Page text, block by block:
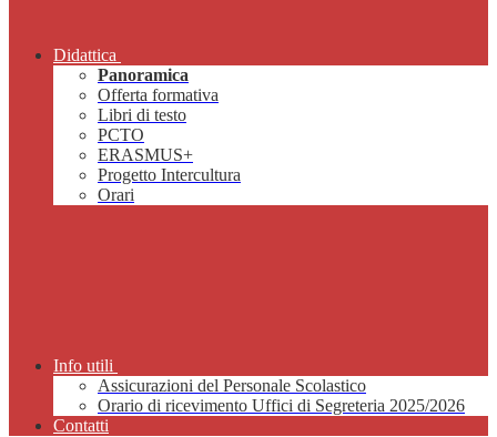
Didattica
Panoramica
Offerta formativa
Libri di testo
PCTO
ERASMUS+
Progetto Intercultura
Orari
Info utili
Assicurazioni del Personale Scolastico
Orario di ricevimento Uffici di Segreteria 2025/2026
Contatti